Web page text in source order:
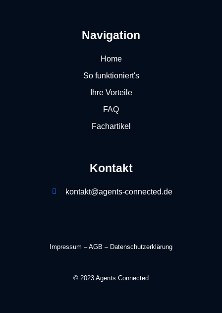
b
o
e
d
i
n
Navigation
Home
So funktioniert's
Ihre Vorteile
FAQ
Fachartikel
Kontakt
kontakt@agents-connected.de
© 2023 Agents Connected
Impressum –AGB – Datenschutzerklärung